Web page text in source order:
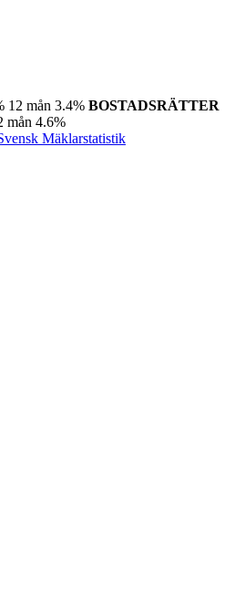
12 mån 3.4% BOSTADSRÄTTER
mån 4.6%
Mäklarstatistik